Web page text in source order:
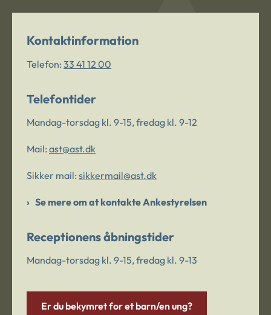
Kontaktinformation
Telefon: 33 41 12 00
Telefontider
Mandag-torsdag kl. 9-15, fredag kl. 9-12
Mail: ast@ast.dk
Sikker mail: sikkermail@ast.dk
Se mere om at kontakte Ankestyrelsen
Receptionens åbningstider
Mandag-torsdag kl. 9-15, fredag kl. 9-13
Er du bekymret for et barn/en ung?